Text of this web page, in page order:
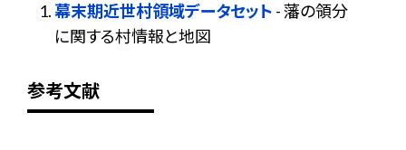
幕末期近世村領域データセット - 藩の領分
に関する村情報と地図
参考文献